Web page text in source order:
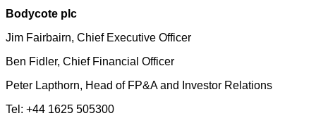
Bodycote plc
Jim Fairbairn, Chief Executive Officer
Ben Fidler, Chief Financial Officer
Peter Lapthorn, Head of FP&A and Investor Relations
Tel: +44 1625 505300